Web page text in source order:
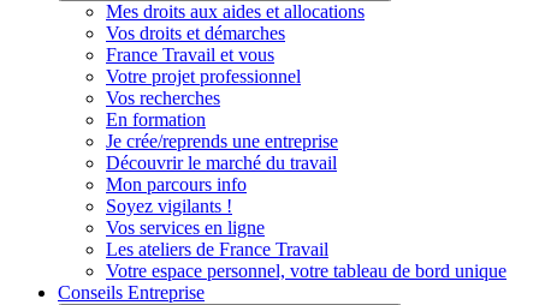
Mes droits aux aides et allocations
Vos droits et démarches
France Travail et vous
Votre projet professionnel
Vos recherches
En formation
Je crée/reprends une entreprise
Découvrir le marché du travail
Mon parcours info
Soyez vigilants !
Vos services en ligne
Les ateliers de France Travail
Votre espace personnel, votre tableau de bord unique
Conseils Entreprise